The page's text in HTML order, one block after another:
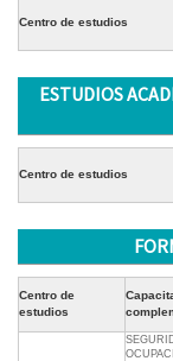
Centro de estudios
ESTUDIOS
Centro de estudios
Centro de
estudios